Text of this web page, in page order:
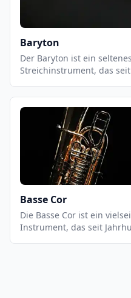
Baryton
Der Baryton ist ein
Streichinstrument, das seit dem 18.
einer Gitarre und hat einen
Baryton hat eine sehr
sanft und lyrisch bis hin
Basse Cor
Die Basse Cor ist ein
Instrument, das seit